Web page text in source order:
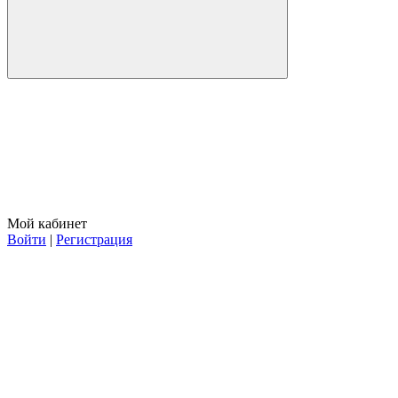
Мой кабинет
Войти | Регистрация